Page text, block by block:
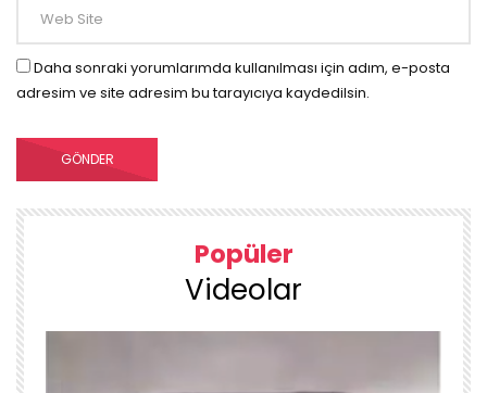
Daha sonraki yorumlarımda kullanılması için adım, e-posta
adresim ve site adresim bu tarayıcıya kaydedilsin.
Popüler
Videolar